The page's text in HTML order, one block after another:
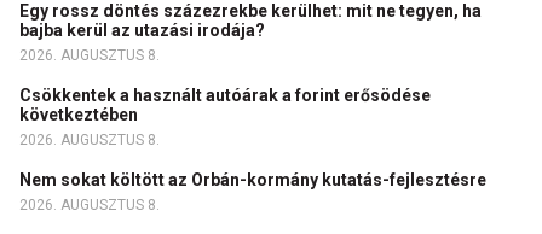
Egy rossz döntés százezrekbe kerülhet: mit ne tegyen, ha
bajba kerül az utazási irodája?
2026. AUGUSZTUS 8.
Csökkentek a használt autóárak a forint erősödése
következtében
2026. AUGUSZTUS 8.
Nem sokat költött az Orbán-kormány kutatás-fejlesztésre
2026. AUGUSZTUS 8.